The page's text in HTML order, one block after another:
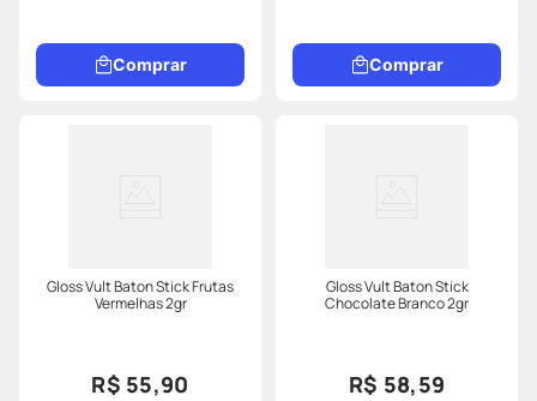
Comprar Comprar
Gloss Vult Baton Stick Frutas
Vermelhas 2gr
R$ 55,90
Gloss Vult Baton Stick
Chocolate Branco 2gr
R$ 58,59